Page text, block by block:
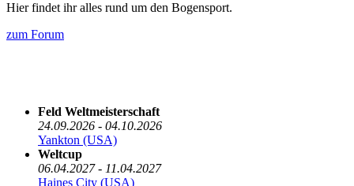
Hier findet ihr alles rund um den Bogensport.
zum Forum
Feld Weltmeisterschaft
24.09.2026 - 04.10.2026
Yankton (USA)
Weltcup
06.04.2027 - 11.04.2027
Haines City (USA)